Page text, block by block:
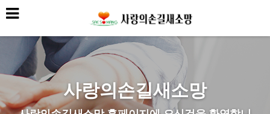
사랑의손길새소망